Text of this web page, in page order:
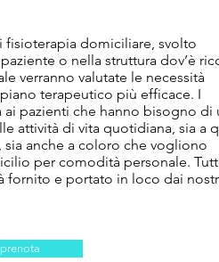
domiciliare, svolto
o nella struttura dov’è
verranno valutate le necessità
terapeutico più efficace. I
pazienti che hanno bisogno di
attività di vita quotidiana, sia a
anche a coloro che vogliono
per comodità personale.
fornito e portato in loco dai
prenota